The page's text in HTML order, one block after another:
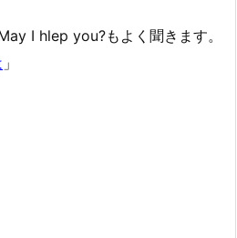
I hlep you?もよく聞きます。
」